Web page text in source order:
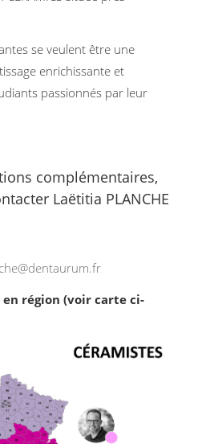
se veulent être une
enrichissante et
passionnés par leur
complémentaires,
Laëtitia PLANCHE
région (voir carte ci-